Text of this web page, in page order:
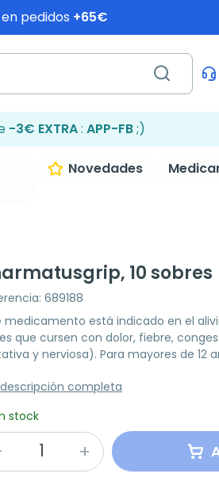
pedidos +65€
-3€ EXTRA: APP-FB;)
Novedades
10 sobres
689188
medicamento está indicado en el
que cursen con dolor, fiebre,
y nerviosa). Para mayores de 12
completa
stock